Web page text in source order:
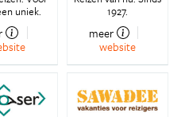
uniek.
1927.
meer
website